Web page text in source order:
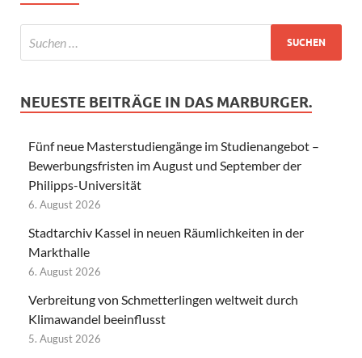
NEUESTE BEITRÄGE IN DAS MARBURGER.
Fünf neue Masterstudiengänge im Studienangebot –
Bewerbungsfristen im August und September der
Philipps-Universität
6. August 2026
Stadtarchiv Kassel in neuen Räumlichkeiten in der
Markthalle
6. August 2026
Verbreitung von Schmetterlingen weltweit durch
Klimawandel beeinflusst
5. August 2026